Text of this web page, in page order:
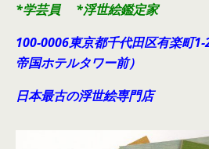
*学芸員 *浮世絵鑑定家
100-0006東京都千代田区有楽町
帝国ホテルタワー前）
日本最古の浮世絵専門店